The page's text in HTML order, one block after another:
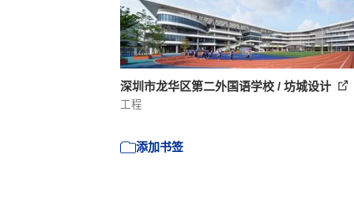
深圳市龙华区第二外国语学校 / 坊城设计
工程
添加书签